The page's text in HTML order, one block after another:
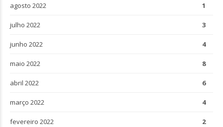
agosto 2022 1
julho 2022 3
junho 2022 4
maio 2022 8
abril 2022 6
março 2022 4
fevereiro 2022 2